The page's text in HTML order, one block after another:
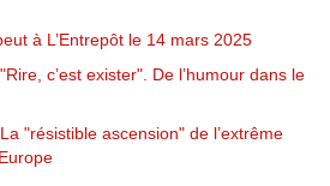
à L’Entrepôt le 14 mars 2025
c’est exister". De l’humour dans le
"résistible ascension" de l’extrême